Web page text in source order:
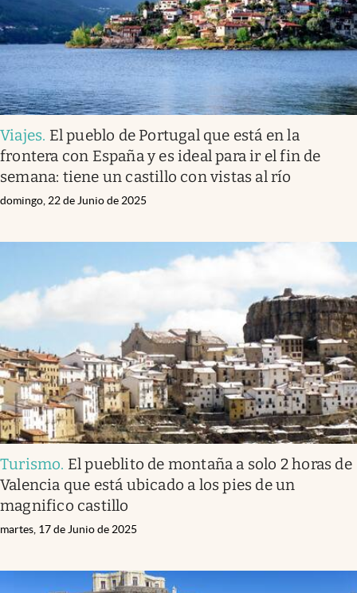
Viajes. El pueblo de Portugal que está en la
frontera con España y es ideal para ir el fin de
semana: tiene un castillo con vistas al río
domingo, 22 de Junio de 2025
Turismo. El pueblito de montaña a solo 2 horas de
Valencia que está ubicado a los pies de un
magnifico castillo
martes, 17 de Junio de 2025